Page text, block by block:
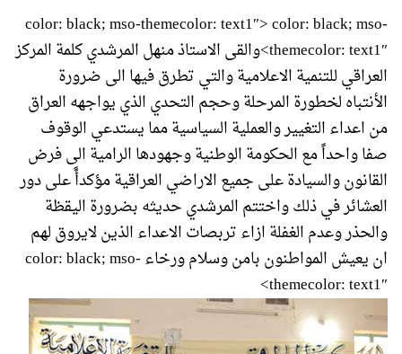
color: black; mso-themecolor: text1″> color: black; mso-
themecolor: text1″>والقى الاستاذ منهل المرشدي كلمة المركز
العراقي للتنمية الاعلامية والتي تطرق فيها الى ضرورة
الأنتباه لخطورة المرحلة وحجم التحدي الذي يواجهه العراق
من اعداء التغيير والعملية السياسية مما يستدعي الوقوف
صفا واحداً مع الحكومة الوطنية وجهودها الرامية الى فرض
القانون والسيادة على جميع الاراضي العراقية مؤكدأً على دور
العشائر في ذلك واختتم المرشدي حديثه بضرورة اليقظة
والحذر وعدم الغفلة ازاء تربصات الاعداء الذين لايروق لهم
ان يعيش المواطنون بامن وسلام ورخاء color: black; mso-
themecolor: text1″>